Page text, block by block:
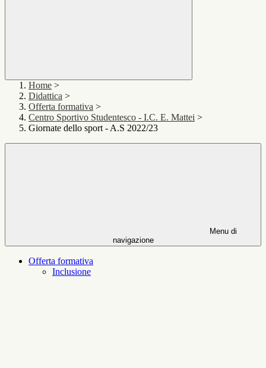
Home >
Didattica >
Offerta formativa >
Centro Sportivo Studentesco - I.C. E. Mattei >
Giornate dello sport - A.S 2022/23
Menu di
navigazione
Offerta formativa
Inclusione